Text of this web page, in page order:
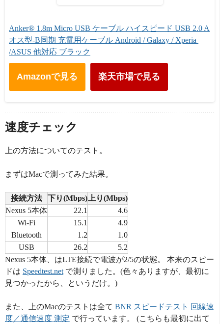
Anker® 1.8m Micro USB ケーブル ハイスピード USB 2.0 A
オス型-B同期 充電用ケーブル Android / Galaxy / Xperia
/ASUS 他対応 ブラック
Amazonで見る 楽天市場で見る
速度チェック
上の方法についてのテスト。
まずはMacで測ってみた結果。
接続方法 下り(Mbps) 上り(Mbps)
Nexus 5本体
22.1
4.6
Wi-Fi
15.1
4.9
Bluetooth
1.2
1.0
USB
26.2
5.2
Nexus 5本体、はLTE接続で電波が2/5の状態。 本来のスピー
ドは Speedtest.net で測りました。(色々ありますが、最初に
見つかったから、というだけ。)
また、上のMacのテストは全て BNR スピードテスト 回線速
度／通信速度 測定 で行っています。 (こちらも最初に出て